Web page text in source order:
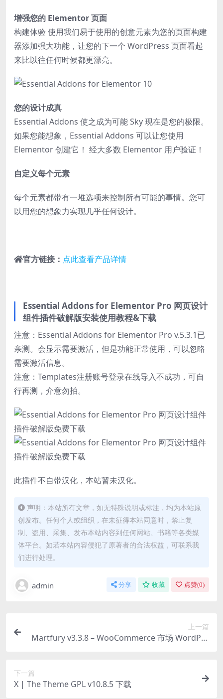
增强您的 Elementor 页面
构建体验 使用我们易于使用的创意元素为您的页面构建
器添加强大功能，让您的下一个 WordPress 页面看起
来比以往任何时候都更漂亮。
您的设计成真
Essential Addons 使之成为可能 Sky 现在是您的极限。
如果您能想象，Essential Addons 可以让您使用
Elementor 创建它！ 经大多数 Elementor 用户验证！
自定义每个元素
每个元素都带有一堆选项来控制所有可能的事情。您可
以用您的想象力实现几乎任何设计。
官方链接： 点此查看产品详情
Essential Addons for Elementor Pro 网页设计
组件插件破解版安装使用教程&下载
注意：Essential Addons for Elementor Pro v.5.3.1已
亲测。会显示需要激活，但是功能正常使用，可以忽略
需要激活信息。
注意：Templates注册账号登录在线导入不成功，可自
行再测，介意勿拍。
此插件不自带汉化，本站暂未汉化。
声明：本站所有文章，如无特殊说明或标注，均为本站原
创发布。任何个人或组织，在未征得本站同意时，禁止复
制、盗用、采集、发布本站内容到任何网站、书籍等各类媒
体平台。如若本站内容侵犯了原著者的合法权益，可联系我
们进行处理。
admin 分享 收藏 点赞(0)
上一篇
Martfury v3.3.8 – WooCommerce 市场 WordPre
下一篇
X | The Theme GPL v10.8.5 下载